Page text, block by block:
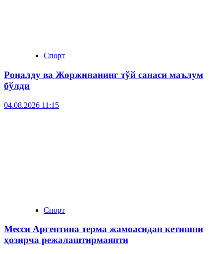
Спорт
Роналду ва Жоржинанинг тўй санаси маълум
бўлди
04.08.2026 11:15
Спорт
Месси Аргентина терма жамоасидан кетишни
ҳозирча режалаштирмаяпти